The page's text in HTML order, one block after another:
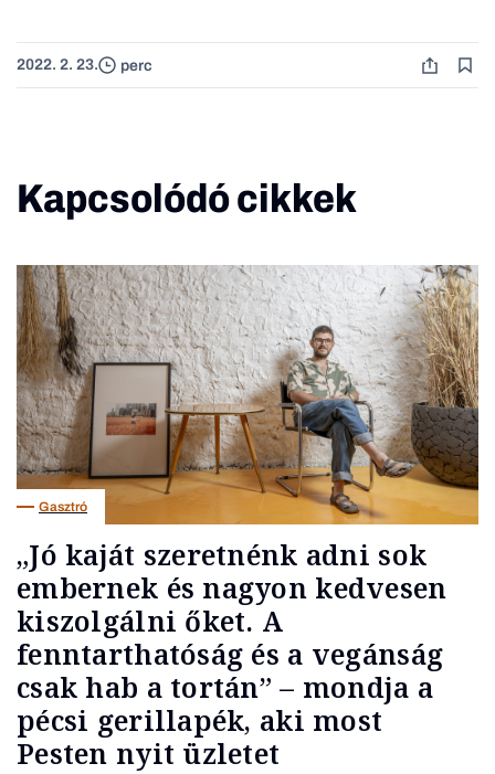
2022. 2. 23. perc
Kapcsolódó cikkek
Gasztró
„Jó kaját szeretnénk adni sok
embernek és nagyon kedvesen
kiszolgálni őket. A
fenntarthatóság és a vegánság
csak hab a tortán” – mondja a
pécsi gerillapék, aki most
Pesten nyit üzletet